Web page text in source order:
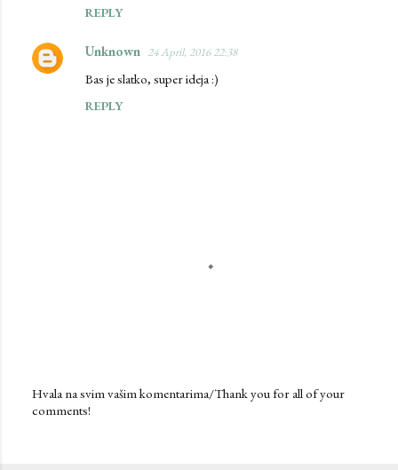
REPLY
Unknown 24 April, 2016 22:38
Bas je slatko, super ideja :)
REPLY
P
Hvala na svim vašim komentarima/Thank you for all of your
comments!